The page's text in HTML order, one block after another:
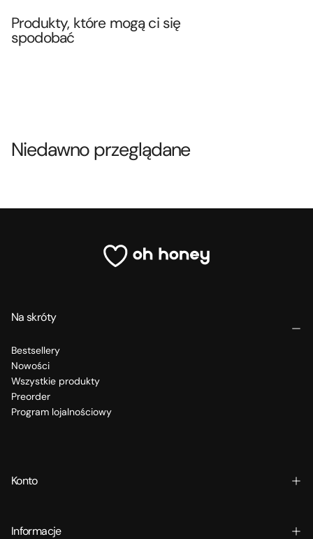
Produkty, które mogą ci się
spodobać
Niedawno przeglądane
Na skróty
Bestsellery
Nowości
Wszystkie produkty
Preorder
Program lojalnościowy
Konto
Informacje